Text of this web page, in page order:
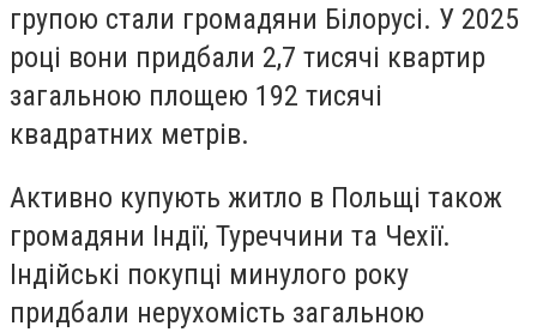
групою стали громадяни Білорусі. У 2025
році вони придбали 2,7 тисячі квартир
загальною площею 192 тисячі
квадратних метрів.
Активно купують житло в Польщі також
громадяни Індії, Туреччини та Чехії.
Індійські покупці минулого року
придбали нерухомість загальною